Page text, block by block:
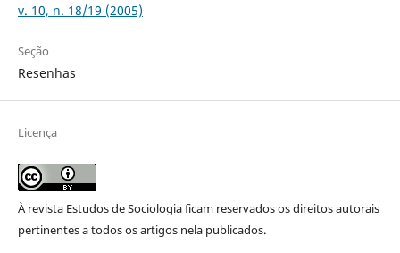
v. 10, n. 18/19 (2005)
Seção
Resenhas
Licença
À revista Estudos de Sociologia ficam reservados os direitos autorais
pertinentes a todos os artigos nela publicados.